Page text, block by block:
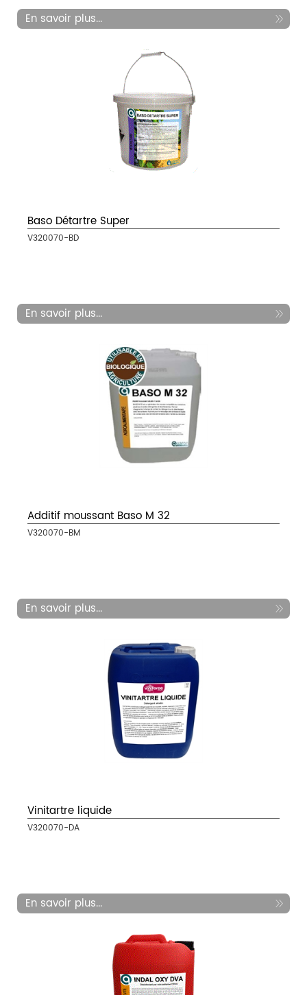
En savoir plus...
Baso Détartre Super
V320070-BD
En savoir plus...
Additif moussant Baso M 32
V320070-BM
En savoir plus...
Vinitartre liquide
V320070-DA
En savoir plus...